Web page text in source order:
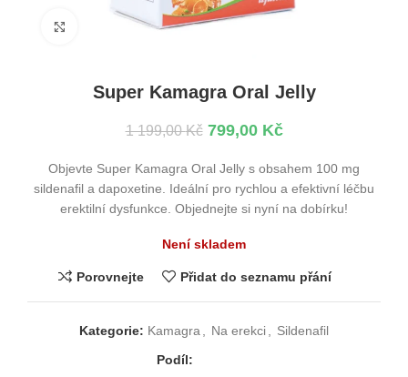
Kliknutím zvětšíte
Super Kamagra Oral Jelly
1 199,00Kč 799,00 Kč
Objevte Super Kamagra Oral Jelly s obsahem 100 mg
sildenafil a dapoxetine. Ideální pro rychlou a efektivní léčbu
erektilní dysfunkce. Objednejte si nyní na dobírku!
Není skladem
Porovnejte Přidat do seznamu přání
Kategorie: Kamagra Na erekci
Sildenafil
Podíl: